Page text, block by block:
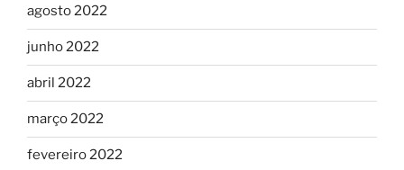
agosto 2022
junho 2022
abril 2022
março 2022
fevereiro 2022